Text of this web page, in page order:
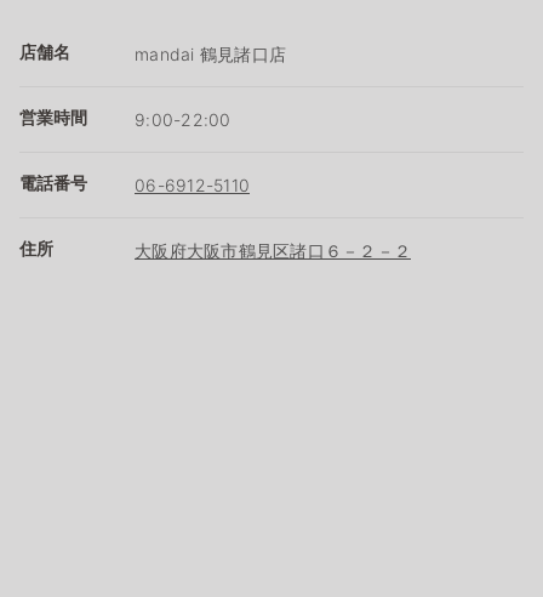
店舗名 mandai 鶴見諸口店
営業時間 9:00-22:00
電話番号 06-6912-5110
住所 大阪府大阪市鶴見区諸口６－２－２